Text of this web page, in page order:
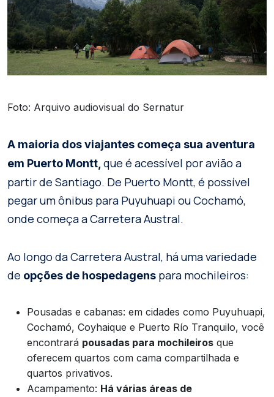
Foto: Arquivo audiovisual do Sernatur
A maioria dos viajantes começa sua aventura
em Puerto Montt, que é acessível por avião a
partir de Santiago. De Puerto Montt, é possível
pegar um ônibus para Puyuhuapi ou Cochamó,
onde começa a Carretera Austral.
Ao longo da Carretera Austral, há uma variedade
de opções de hospedagens para mochileiros:
Pousadas e cabanas: em cidades como Puyuhuapi,
Cochamó, Coyhaique e Puerto Río Tranquilo, você
encontrará pousadas para mochileiros que
oferecem quartos com cama compartilhada e
quartos privativos.
Acampamento: Há várias áreas de